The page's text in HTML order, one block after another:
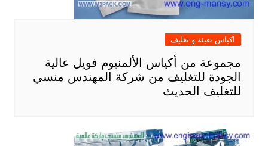
اكياس تعبئة و تغليف
مجموعة من أكياس الألمنيوم فويل عالية
الجودة للتغليف من شركة المهندس منسي
للتغليف الحديث